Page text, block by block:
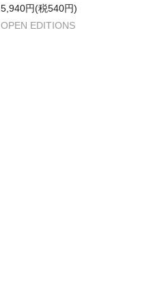
5,940円(税540円)
OPEN EDITIONS